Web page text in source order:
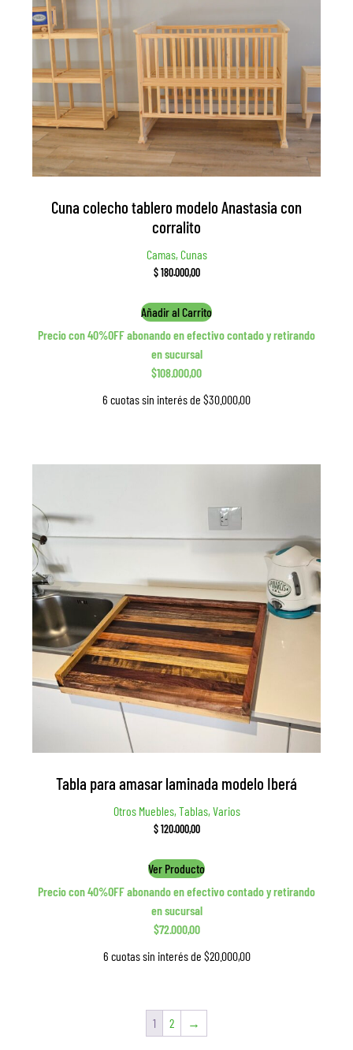
Cuna colecho tablero modelo Anastasia con
corralito
Camas, Cunas
$180.000,00
Añadir al Carrito
Precio con 40%OFF abonando en efectivo contado y retirando
en sucursal
$108.000,00
6 cuotas sin interés de $30.000,00
Tabla para amasar laminada modelo Iberá
Otros Muebles, Tablas, Varios
$120.000,00
Ver Producto
Precio con 40%OFF abonando en efectivo contado y retirando
en sucursal
$72.000,00
6 cuotas sin interés de $20.000,00
1 2 →